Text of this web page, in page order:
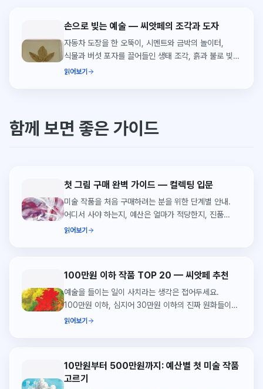
손으로 빚는 예술 — 씨앗페의 조각과 도자
자동차 도장을 한 오뚝이, 시멘트와 금박의 놀이터,
식물과 버섯 포자를 끌어들인 생태 조각, 흙과 불로 빚은
도자. 씨앗페 2026의 조각·도자·설치 작가들을 한
읽어보기
함께 보면 좋은 가이드
첫 그림 구매 완벽 가이드 — 컬렉팅 입문
미술 작품을 처음 구매하려는 분을 위한 단계별 안내.
어디서 사야 하는지, 예산은 얼마가 적당한지, 진품
보증은 어떻게 되는지까지 모두 알려드립니다.
읽어보기
100만원 이하 작품 TOP 20 — 씨앗페 추천
예술을 들이는 일이 사치라는 생각은 접어두세요.
100만원 이하, 심지어 30만원 이하의 진짜 원화들이
씨앗페 작가들 사이에 있습니다. 실제 작품 20점을
읽어보기
10만원부터 500만원까지: 예산별 첫 미술 작품
고르기